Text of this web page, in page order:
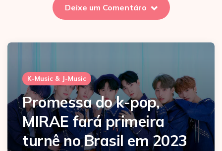
Deixe um Comentáro
K-Music & J-Music
Promessa do k-pop,
MIRAE fará primeira
turnê no Brasil em 2023